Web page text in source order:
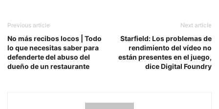
Previous article
No más recibos locos | Todo
lo que necesitas saber para
defenderte del abuso del
dueño de un restaurante
Next article
Starfield: Los problemas de
rendimiento del vídeo no
están presentes en el juego,
dice Digital Foundry